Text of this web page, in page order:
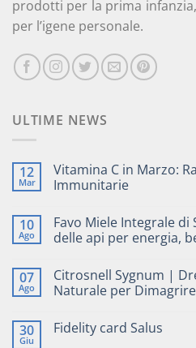
prodotti per la prima
per l’igene personale.
ULTIME NEWS
12
Mar
Vitamina C in Marzo:
Immunitarie
10
Ago
Favo Miele Integrale
delle api per energia,
07
Ago
Citrosnell Sygnum |
Naturale per Dimagrire
30
Giu
Fidelity card Salus